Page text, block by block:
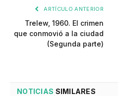
ARTÍCULO ANTERIOR
Trelew, 1960. El crimen
que conmovió a la ciudad
(Segunda parte)
NOTICIAS SIMILARES